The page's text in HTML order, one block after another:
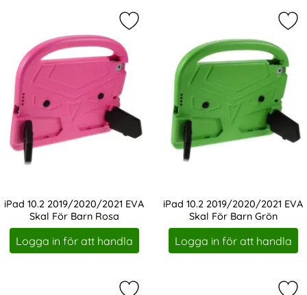
iPad 10.2 2019/2020/2021 EVA
Skal För Barn Rosa
Art. nr 219938
Logga in för att handla
Markera iPad 10.2 2019/2020/
iPad 10.2 2019/2020/2021 EVA
Skal För Barn Grön
Art. nr 219939
Logga in för att handla